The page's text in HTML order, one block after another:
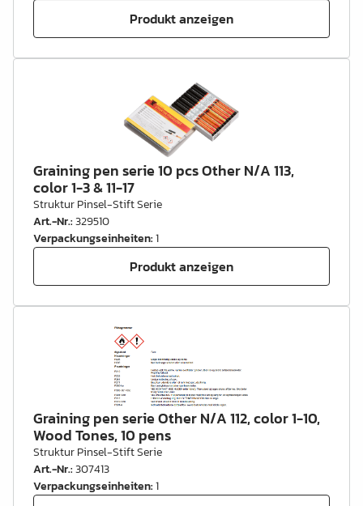
Produkt anzeigen
Graining pen serie 10 pcs Other N/A 113,
color 1-3 & 11-17
Struktur Pinsel-Stift Serie
Art.-Nr.:329510
Verpackungseinheiten:1
Produkt anzeigen
Graining pen serie Other N/A 112, color 1-10,
Wood Tones, 10 pens
Struktur Pinsel-Stift Serie
Art.-Nr.:307413
Verpackungseinheiten:1